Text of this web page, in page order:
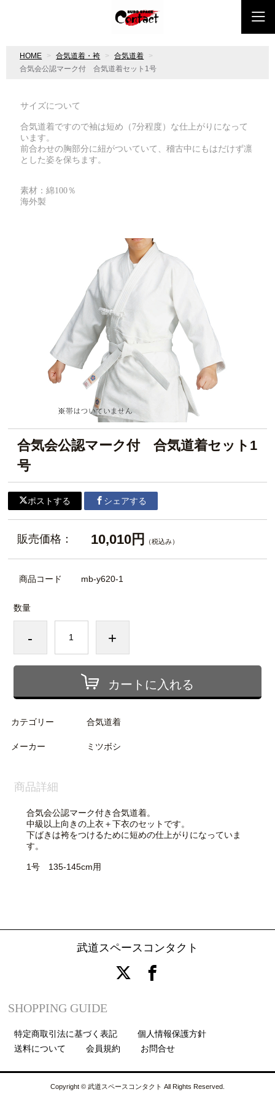
HOME 合気道着・袴
合気道着
合気会公認マーク付 合気道着セット1号
サイズについて
合気道着ですので袖は短め（7分程度）な仕上がりになって
います。
前合わせの胸部分に紐がついていて、稽古中にもはだけず凛
とした姿を保ちます。
素材：綿100％
海外製
合気会公認マーク付 合気道着セット1
号
ポストする シェアする
販売価格： 10,010円 （税込み）
商品コード mb-y620-1
数量
- +
カートに入れる
カテゴリー 合気道着
メーカー ミツボシ
商品詳細
合気会公認マーク付き合気道着。
中級以上向きの上衣＋下衣のセットです。
下ばきは袴をつけるために短めの仕上がりになっていま
す。
1号 135-145cm用
武道スペースコンタクト
SHOPPING GUIDE
特定商取引法に基づく表記
個人情報保護方針
送料について
会員規約 お問合せ
Copyright © 武道スペースコンタクト All Rights Reserved.